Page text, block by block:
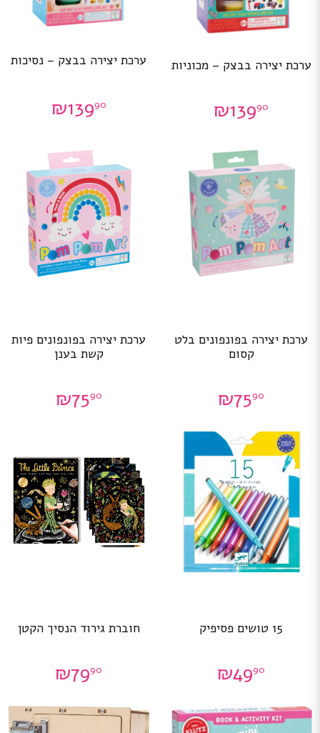
ערכת יצירה בבצק – מכוניות
₪13990
ערכת יצירה בבצק – נסיכות
₪13990
ערכת יצירה בפונפונים בלט
קסום
₪7590
ערכת יצירה בפונפונים פיות
קשת בענן
₪7590
15 טושים פסיפיק
₪4990
חוברת גירוד הנסיך הקטן
₪7990